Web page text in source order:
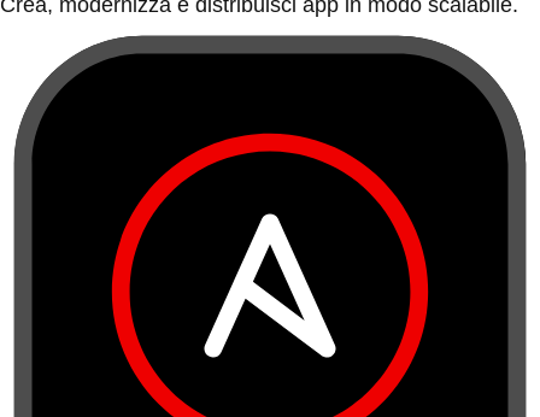
Crea, modernizza e distribuisci app in modo scalabile.